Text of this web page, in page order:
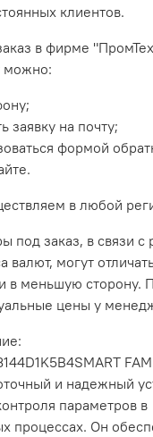
клиентов.
в фирме
можно:
заявку на почту;
формой
в любой
под заказ, в связи с
валют, могут
в меньшую сторону.
цены у
и надежный
параметров в
процессах. Он